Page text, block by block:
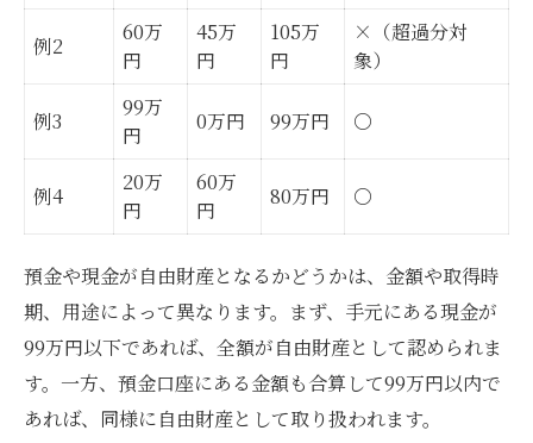
例2
60万
円
45万
円
105万
円
×（超過分対
象）
例3
99万
円
0万円 99万円 〇
例4
20万
円
60万
円
80万円 〇
預金や現金が自由財産となるかどうかは、金額や取得時
期、用途によって異なります。まず、手元にある現金が
99万円以下であれば、全額が自由財産として認められま
す。一方、預金口座にある金額も合算して99万円以内で
あれば、同様に自由財産として取り扱われます。